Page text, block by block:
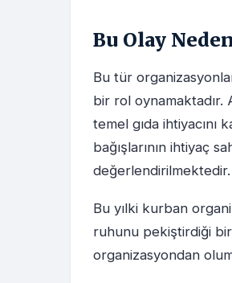
Bu Olay
Bu tür
bir rol
temel gıda
bağışlarının ihtiyaç
değerlendirilmektedir.
Bu yılki kurban
ruhunu pekiştirdiği
organizasyondan